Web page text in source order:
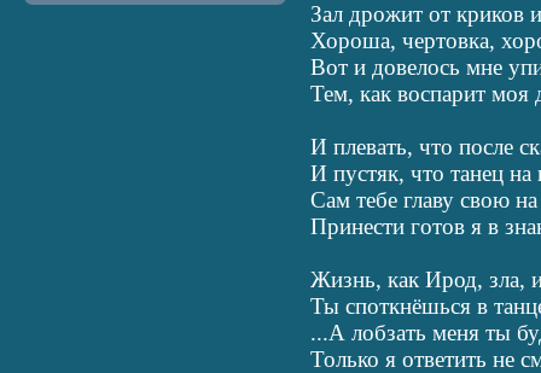
Зал дрожит от криков
Хороша, чертовка,
Вот и довелось мне
Тем, как воспарит моя
И плевать, что после
И пустяк, что танец на
Сам тебе главу свою
Принести готов я в
Жизнь, как Ирод, зла,
Ты споткнёшься в
...А лобзать меня ты
Только я ответить не